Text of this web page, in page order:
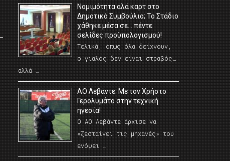
Νομιμότητα αλά καρτ στο
Δημοτικό Συμβούλιο; Το Στάδιο
χάθηκε μέσα σε… πέντε
σελίδες προϋπολογισμού!
Τελικά, όπως όλα δείχνουν,
ο γιαλός δεν είναι στραβός…
αλλά …
ΑΟ Λεβάντε: Με τον Χρήστο
Γερολυμάτο στην τεχνική
ηγεσία!
Ο ΑΟ Λεβάντε άρχισε να
«ζεσταίνει τις μηχανές» του
ενόψει …